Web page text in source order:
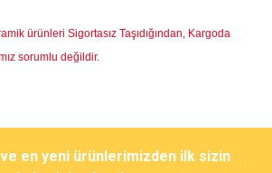
ürünleri Sigortasız Taşıdığından, Kargoda
sorumlu değildir.
Bu ürüne ilk yorumu siz yapın!
ve en yeni ürünlerimizden ilk sizin